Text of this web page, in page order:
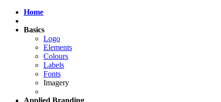
Home
Basics
Logo
Elements
Colours
Labels
Fonts
Imagery
Applied Branding